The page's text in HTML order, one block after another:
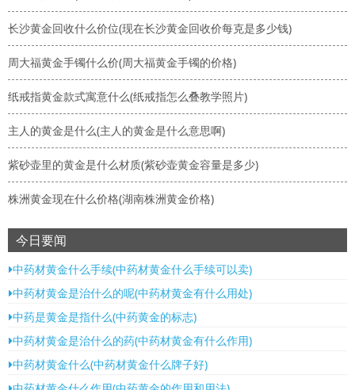
长沙黄金回收什么价位(现在长沙黄金回收价每克是多少钱)
周大福黄金手镯什么价(周大福黄金手镯的价格)
纸戒指黄金款式寓意什么(纸戒指怎么叠教学照片)
主人的黄金是什么(主人的黄金是什么意思啊)
紫砂壶里的黄金是什么材质(紫砂壶黄金容量是多少)
株洲黄金现在什么价格(湖南株洲黄金价格)
今日要闻
中药材黄金什么手续(中药材黄金什么手续可以卖)
中药材黄金是治什么的呢(中药材黄金有什么用处)
中药是黄金是指什么(中药黄金的标志)
中药材黄金是治什么的药(中药材黄金有什么作用)
中药材黄金什么(中药材黄金什么牌子好)